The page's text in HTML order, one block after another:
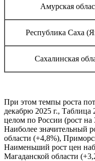
Амурская
Республика Саха
Сахалинская
При этом темпы роста
декабрю 2025 г.,
целом по России (рост
Наиболее значительный
области (+4,8%),
Наименьший рост цен
Магаданской области